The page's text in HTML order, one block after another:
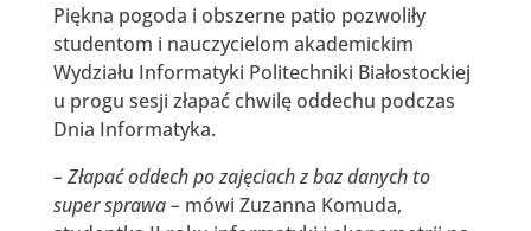
Piękna pogoda i obszerne patio pozwoliły
studentom i nauczycielom akademickim
Wydziału Informatyki Politechniki Białostockiej
u progu sesji złapać chwilę oddechu podczas
Dnia Informatyka.
– Złapać oddech po zajęciach z baz danych to
super sprawa – mówi Zuzanna Komuda,